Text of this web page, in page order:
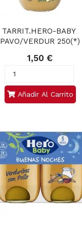
TARRIT.HERO-BABY
PAVO/VERDUR 250(*)
1,50 €
Añadir Al Carrito